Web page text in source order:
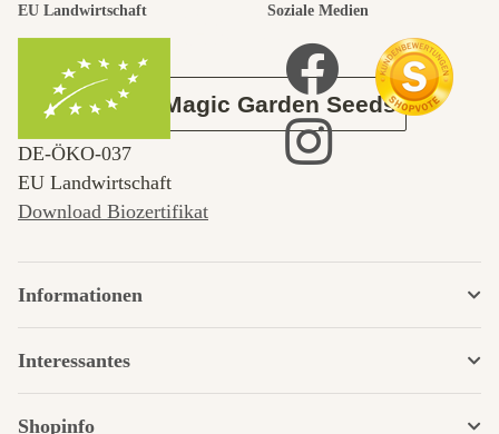
Garten
Über Magic Garden Seeds
EU Landwirtschaft
DE‑ÖKO‑037
EU Landwirtschaft
Download Biozertifikat
Soziale Medien
Informationen
Interessantes
Shopinfo